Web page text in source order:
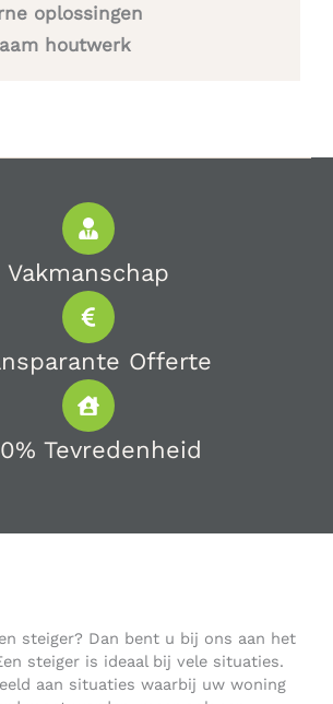
oplossingen
houtwerk
Vakmanschap
Offerte
Tevredenheid
steiger? Dan bent u bij ons aan het
steiger is ideaal bij vele situaties.
aan situaties waarbij uw woning